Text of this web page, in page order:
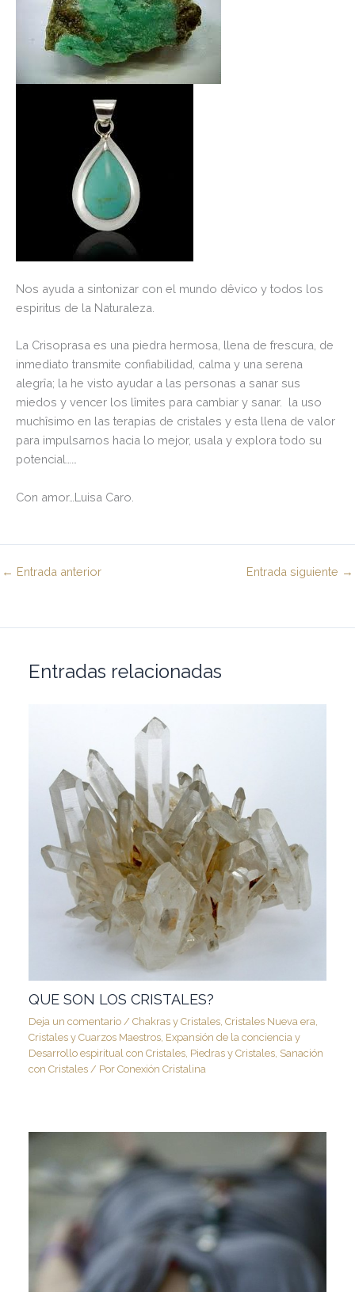
Nos ayuda a sintonizar con el mundo dêvico y todos los
espiritus de la Naturaleza.
La Crisoprasa es una piedra hermosa, llena de frescura, de
inmediato transmite confiabilidad, calma y una serena
alegrîa; la he visto ayudar a las personas a sanar sus
miedos y vencer los lîmites para cambiar y sanar. la uso
muchîsimo en las terapias de cristales y esta llena de valor
para impulsarnos hacia lo mejor, usala y explora todo su
potencial……
Con amor…Luisa Caro.
← Entrada anterior Entrada siguiente →
Entradas relacionadas
QUE SON LOS CRISTALES?
Deja un comentario /Chakras y Cristales ,Cristales Nueva era
Cristales y Cuarzos Maestros Expansión de la conciencia y
Desarrollo espiritual con Cristales Piedras y Cristales Sanación
con Cristales / PorConexión Cristalina